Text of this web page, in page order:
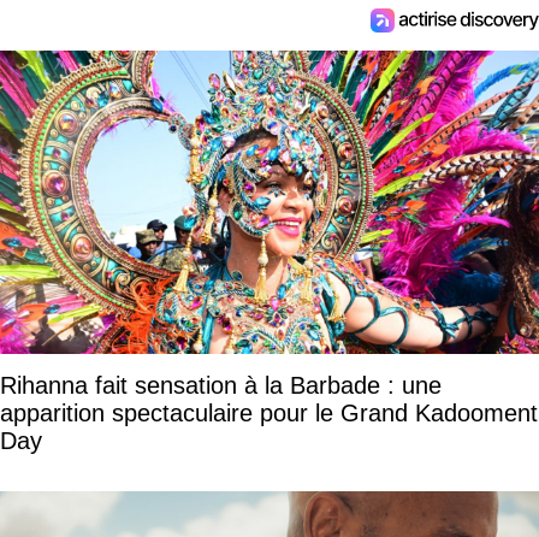
Rihanna fait sensation à la Barbade : une
apparition spectaculaire pour le Grand Kadooment
Day